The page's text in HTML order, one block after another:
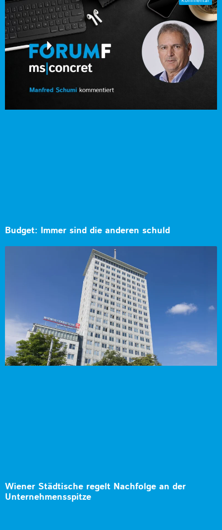
Budget: Immer sind die anderen schuld
Wiener Städtische regelt Nachfolge an der
Unternehmensspitze